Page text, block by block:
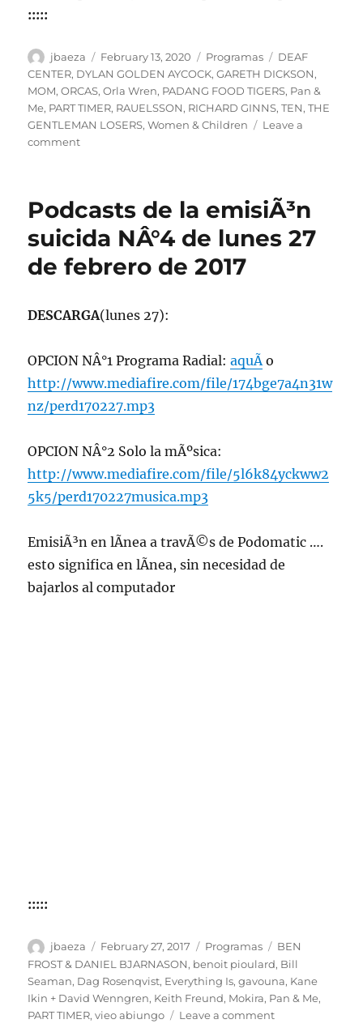
:::::
Author
jbaeza
Posted
on
February 13, 2020 Categories
Programas Tags
DEAF
CENTER, DYLAN GOLDEN AYCOCK,GARETH DICKSON,
MOM,ORCAS,Orla Wren, PADANG FOOD TIGERS, Pan &
Me, PART TIMER, RAUELSSON, RICHARD GINNS,TEN,THE
GENTLEMAN LOSERS,Women & Children
Leave a
commenton
Febrero
17
de
2020.
Perdidos
el
U.
de
Chile
Podcasts de la emisiÃ³n
suicida NÂ°4 de lunes 27
de febrero de 2017
DESCARGA(lunes 27):
OPCION NÂ°1 Programa Radial:aquÃ­o
http://www.mediafire.com/file/174bge7a4n31w
nz/perd170227.mp3
OPCION NÂ°2 Solo la mÃºsica:
http://www.mediafire.com/file/5l6k84yckww2
5k5/perd170227musica.mp3
EmisiÃ³n en lÃ­nea a travÃ©s de Podomatic ….
esto significa en lÃ­nea, sin necesidad de
bajarlos al computador
:::::
Author
jbaeza
Posted
on
February 27, 2017 Categories
Programas Tags
BEN
FROST & DANIEL BJARNASON, benoit pioulard, Bill
Seaman, Dag Rosenqvist, Everything Is,gavouna, Kane
Ikin + David Wenngren, Keith Freund, Mokira, Pan & Me,
PART TIMER,vieo abiungo Leave a commenton